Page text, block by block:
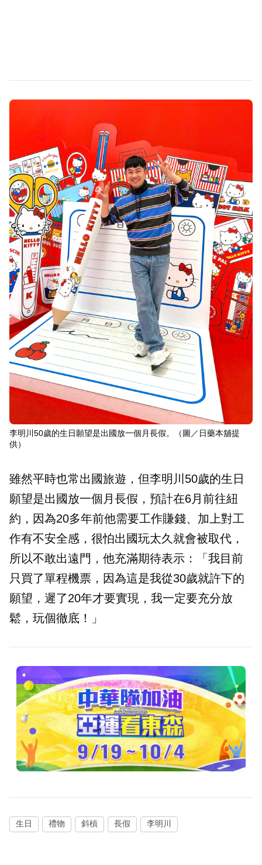
李明川50歲的生日願望是出國放一個月長假。（圖／日藥本舖提
供）
雖然平時也常出國旅遊，但李明川50歲的生日
願望是出國放一個月長假，預計在6月前往紐
約，因為20多年前他需要工作賺錢、加上對工
作有不安全感，很怕出國玩太久就會被取代，
所以不敢出遠門，他充滿期待表示：「我目前
只買了單程機票，因為這是我從30歲就許下的
願望，遲了20年才要實現，我一定要充分放
鬆，玩個徹底！」
生日 禮物 斜槓 長假 李明川